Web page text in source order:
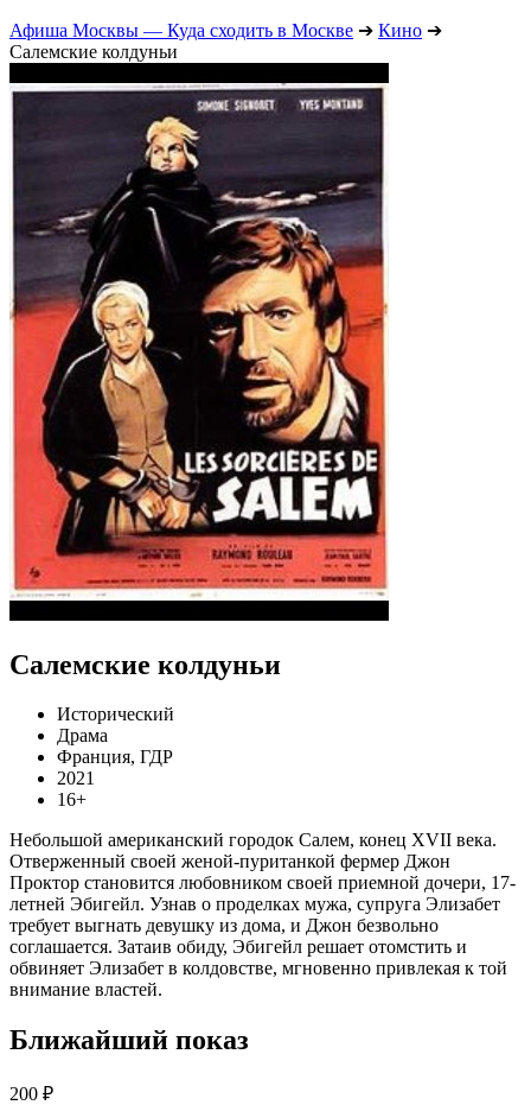
Афиша Москвы — Куда сходить в Москве ➔ Кино ➔
Салемские колдуньи
Салемские колдуньи
Исторический
Драма
Франция, ГДР
2021
16+
Небольшой американский городок Салем, конец XVII века.
Отверженный своей женой-пуританкой фермер Джон
Проктор становится любовником своей приемной дочери, 17-
летней Эбигейл. Узнав о проделках мужа, супруга Элизабет
требует выгнать девушку из дома, и Джон безвольно
соглашается. Затаив обиду, Эбигейл решает отомстить и
обвиняет Элизабет в колдовстве, мгновенно привлекая к той
внимание властей.
Ближайший показ
200 ₽